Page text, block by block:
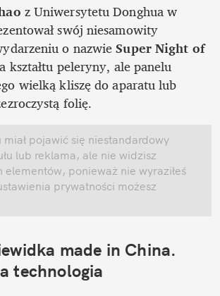
z Uniwersytetu Donghua w
swój niesamowity
o nazwie Super Night of
kształtu peleryny, ale panelu
wielką kliszę do aparatu lub
folię.
pojawić się niestandardowy
lub reklama, ale nie widzisz
elementów, ponieważ nie wyraziłeś
prywatności możesz
made in China.
technologia